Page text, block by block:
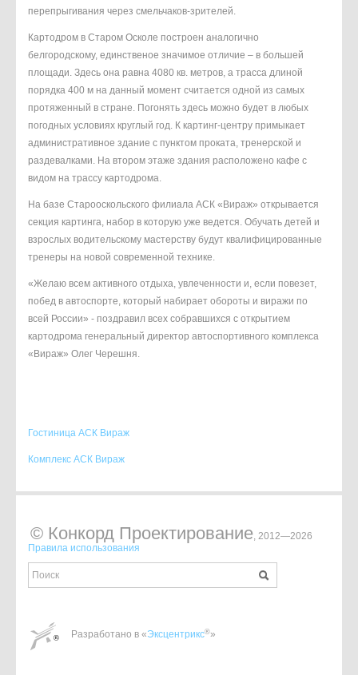
перепрыгивания через смельчаков-зрителей.
Картодром в Старом Осколе построен аналогично
белгородскому, единственое значимое отличие – в большей
площади. Здесь она равна 4080 кв. метров, а трасса длиной
порядка 400 м на данный момент считается одной из самых
протяженный в стране. Погонять здесь можно будет в любых
погодных условиях круглый год. К картинг-центру примыкает
административное здание с пунктом проката, тренерской и
раздевалками. На втором этаже здания расположено кафе с
видом на трассу картодрома.
На базе Старооскольского филиала АСК «Вираж» открывается
секция картинга, набор в которую уже ведется. Обучать детей и
взрослых водительскому мастерству будут квалифицированные
тренеры на новой современной технике.
«Желаю всем активного отдыха, увлеченности и, если повезет,
побед в автоспорте, который набирает обороты и виражи по
всей России» - поздравил всех собравшихся с открытием
картодрома генеральный директор автоспортивного комплекса
«Вираж» Олег Черешня.
Гостиница АСК Вираж
Комплекс АСК Вираж
© Конкорд Проектирование, 2012—2026
Правила использования
Разработано в «Эксцентрикс®»